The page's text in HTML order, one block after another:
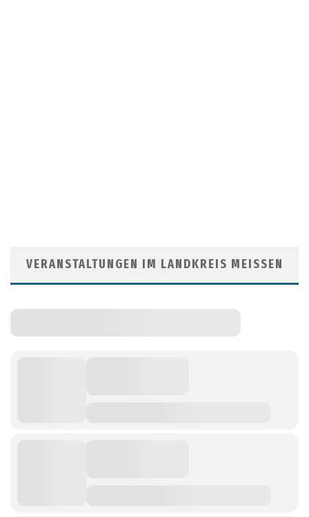
VERANSTALTUNGEN IM LANDKREIS MEISSEN